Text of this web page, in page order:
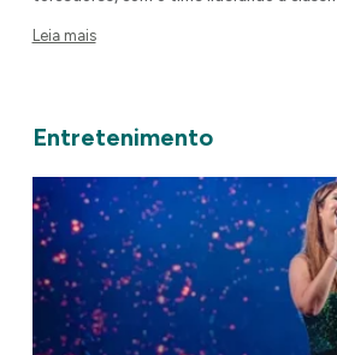
Leia mais
Entretenimento